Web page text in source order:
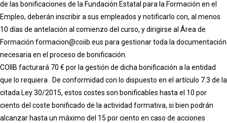
de las bonificaciones de la Fundación Estatal para la Formación en el
Empleo, deberán inscribir a sus empleados y notificarlo con, al menos
10 días de antelación al comienzo del curso, y dirigirse al Área de
Formación formacion@coiib.eus para gestionar toda la documentación
necesaria en el proceso de bonificación.
COIIB facturará 70 € por la gestión de dicha bonificación a la entidad
que lo requiera . De conformidad con lo dispuesto en el artículo 7.3 de la
citada Ley 30/2015, estos costes son bonificables hasta el 10 por
ciento del coste bonificado de la actividad formativa, si bien podrán
alcanzar hasta un máximo del 15 por ciento en caso de acciones